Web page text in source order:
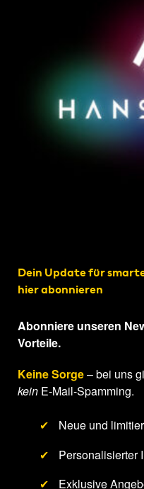
Dein Update für
hier abonnieren
Abonniere unseren
Vorteile.
Keine Sorge– bei uns
kein E-Mail-Spamming.
✔
Neue und
✔
Personalisierter
✔
Exklusive